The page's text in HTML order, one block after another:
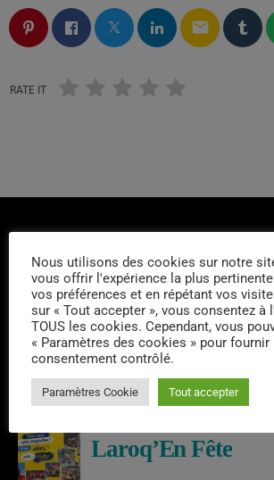
email
RATE IT
DERNIERS PODCASTS
Emissions semaine
Laroq’En Fête
Nous utilisons des cookies sur notre
vous offrir l'expérience la plus
vos préférences et en répétant vos
sur « Tout accepter », vous consentez
TOUS les cookies. Cependant, vous
« Paramètres des cookies » pour fournir
consentement contrôlé.
Paramètres Cookie Tout accepter